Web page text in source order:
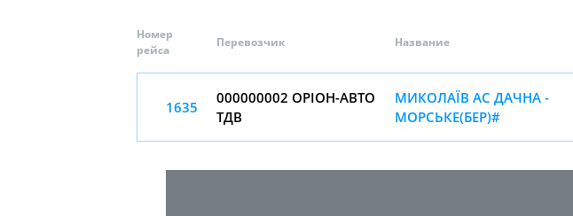
Номер
рейса
Перевозчик Название
1635
000000002 ОРІОН-АВТО
ТДВ
МИКОЛАЇВ АС ДАЧНА -
МОРСЬКЕ(БЕР)#